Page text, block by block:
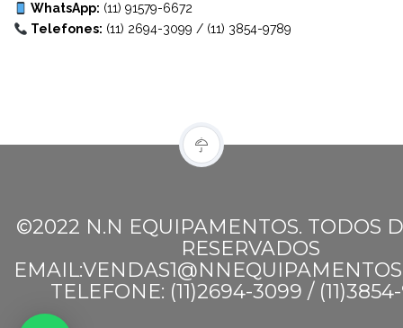
WhatsApp: (11) 91579-6672
Telefones: (11) 2694-3099 / (11) 3854-9789
©2022 N.N EQUIPAMENTOS. TODOS
RESERVADOS
TELEFONE: (11)2694-3099 /